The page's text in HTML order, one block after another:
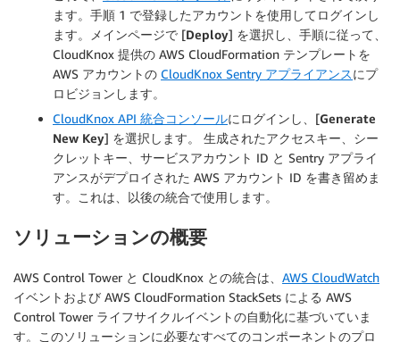
ます。手順 1 で登録したアカウントを使用してログインし
ます。メインページで [Deploy] を選択し、手順に従って、
CloudKnox 提供の AWS CloudFormation テンプレートを
AWS アカウントの CloudKnox Sentry アプライアンスにプ
ロビジョンします。
CloudKnox API 統合コンソールにログインし、[Generate
New Key] を選択します。 生成されたアクセスキー、シー
クレットキー、サービスアカウント ID と Sentry アプライ
アンスがデプロイされた AWS アカウント ID を書き留めま
す。これは、以後の統合で使用します。
ソリューションの概要
AWS Control Tower と CloudKnox との統合は、 AWS CloudWatch
イベントおよび AWS CloudFormation StackSets による AWS
Control Tower ライフサイクルイベントの自動化に基づいていま
す。このソリューションに必要なすべてのコンポーネントのプロ